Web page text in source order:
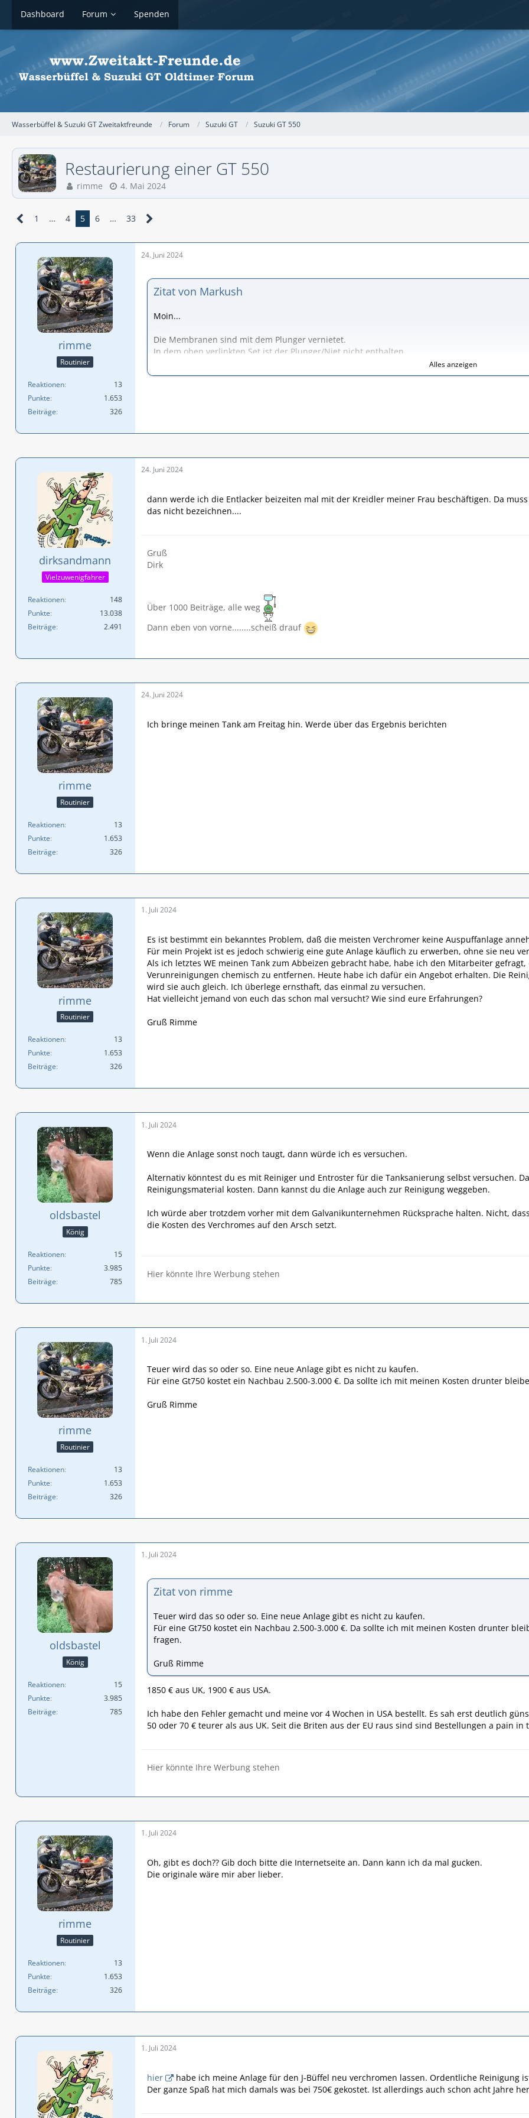
Dashboard Forum Spenden
Wasserbüffel & Suzuki GT Zweitaktfreunde Forum Suzuki GT Suzuki GT 550
Restaurierung einer GT 550
rimme 4. Mai 2024
1 … 4 5 6 … 33
rimme
Routinier
Reaktionen
13
Punkte
1.653
Beiträge
326
24. Juni 2024
Zitat von Markush
Moin...
Die Membranen sind mit dem Plunger vernietet.
In dem oben verlinkten Set ist der Plunger/Niet nicht enthalten.
Wer damit die Reparatur durchführen will, kommt mit der "einfachen" Werkzeugausstattung
Ist auch fraglich, ob man die Vernietung nach dem Lösen wiederverwenden kann.
Markus
Donnerwetter, das ist mal, wie man bei uns sagt, eine ortsübliche Bastelei!! Ganz schön viel
Die Abbeizzentrale hat sich bei mir gemeldet. Den Tank meiner GT zu entlacken und
Gruß Rimme
Alles anzeigen
dirksandmann
Vielzuwenigfahrer
Reaktionen
148
Punkte
13.038
Beiträge
2.491
24. Juni 2024
dann werde ich die Entlacker beizeiten mal mit der Kreidler meiner Frau beschäftigen. Da
das nicht bezeichnen....
Gruß
Dirk
Über 1000 Beiträge, alle weg
Dann eben von vorne........scheiß drauf
rimme
Routinier
Reaktionen
13
Punkte
1.653
Beiträge
326
24. Juni 2024
Ich bringe meinen Tank am Freitag hin. Werde über das Ergebnis berichten
rimme
Routinier
Reaktionen
13
Punkte
1.653
Beiträge
326
1. Juli 2024
Es ist bestimmt ein bekanntes Problem, daß die meisten Verchromer keine Auspuffanlage
Für mein Projekt ist es jedoch schwierig eine gute Anlage käuflich zu erwerben, ohne sie neu
Als ich letztes WE meinen Tank zum Abbeizen gebracht habe, habe ich den Mitarbeiter
Verunreinigungen chemisch zu entfernen. Heute habe ich dafür ein Angebot erhalten. Die
wird sie auch gleich. Ich überlege ernsthaft, das einmal zu versuchen.
Hat vielleicht jemand von euch das schon mal versucht? Wie sind eure Erfahrungen?
Gruß Rimme
oldsbastel
König
Reaktionen
15
Punkte
3.985
Beiträge
785
1. Juli 2024
Wenn die Anlage sonst noch taugt, dann würde ich es versuchen.
Alternativ könntest du es mit Reiniger und Entroster für die Tanksanierung selbst versuchen.
Reinigungsmaterial kosten. Dann kannst du die Anlage auch zur Reinigung weggeben.
Ich würde aber trotzdem vorher mit dem Galvanikunternehmen Rücksprache halten. Nicht,
die Kosten des Verchromes auf den Arsch setzt.
Hier könnte Ihre Werbung stehen
rimme
Routinier
Reaktionen
13
Punkte
1.653
Beiträge
326
1. Juli 2024
Teuer wird das so oder so. Eine neue Anlage gibt es nicht zu kaufen.
Für eine Gt750 kostet ein Nachbau 2.500-3.000 €. Da sollte ich mit meinen Kosten drunter
Gruß Rimme
oldsbastel
König
Reaktionen
15
Punkte
3.985
Beiträge
785
1. Juli 2024
Zitat von rimme
Teuer wird das so oder so. Eine neue Anlage gibt es nicht zu kaufen.
Für eine Gt750 kostet ein Nachbau 2.500-3.000 €. Da sollte ich mit meinen Kosten drunter
fragen.
Gruß Rimme
1850 € aus UK, 1900 € aus USA.
Ich habe den Fehler gemacht und meine vor 4 Wochen in USA bestellt. Es sah erst deutlich
50 oder 70 € teurer als aus UK. Seit die Briten aus der EU raus sind sind Bestellungen a pain in
Hier könnte Ihre Werbung stehen
rimme
Routinier
Reaktionen
13
Punkte
1.653
Beiträge
326
1. Juli 2024
Oh, gibt es doch?? Gib doch bitte die Internetseite an. Dann kann ich da mal gucken.
Die originale wäre mir aber lieber.
1. Juli 2024
hier
habe ich meine Anlage für den J-Büffel neu verchromen lassen. Ordentliche Reinigung
Der ganze Spaß hat mich damals was bei 750€ gekostet. Ist allerdings auch schon acht Jahre